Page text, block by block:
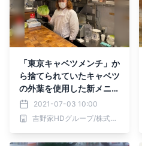
「東京キャベツメンチ」か
ら捨てられていたキャベツ
の外葉を使用した新メニュ
ー「銀座じゃりじゃり 」
が登場！
2021-07-03 10:00
吉野家HDグループ/株式会社シェアレストラン